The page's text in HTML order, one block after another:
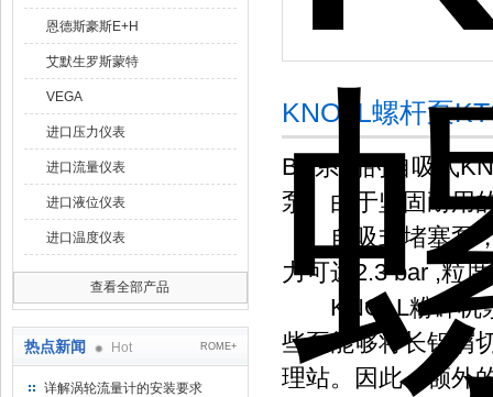
恩德斯豪斯E+H
艾默生罗斯蒙特
VEGA
进口压力仪表
进口流量仪表
进口液位仪表
进口温度仪表
查看全部产品
热点新闻 Hot ROME+
详解涡轮流量计的安装要求
KNOLL螺杆泵
BS系列的自吸式
泵。由于坚固耐用
自吸式堵塞泵，
力可达2.3 bar ,粒
KNOLL粉碎机泵
些泵能够将长铝屑
理站。因此，额外